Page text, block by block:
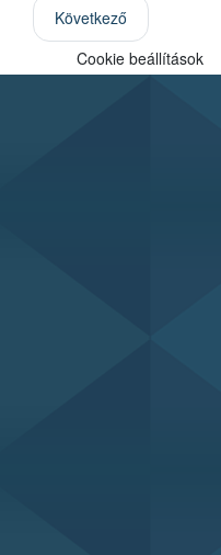
Következő
Cookie beállítások